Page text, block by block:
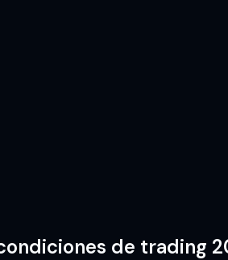
de trading